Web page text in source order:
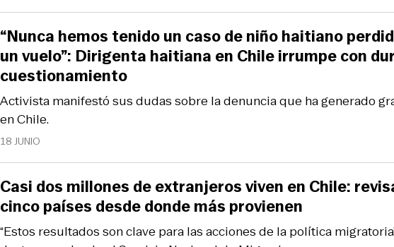
18 JUNIO
Activista manifestó sus dudas sobre la denuncia que ha generado
en Chile.
“Nunca hemos tenido un caso de niño haitiano
un vuelo”: Dirigenta haitiana en Chile irrumpe con
cuestionamiento
“Estos resultados son clave para las acciones de la política
Casi dos millones de extranjeros viven en Chile:
cinco países desde donde más provienen